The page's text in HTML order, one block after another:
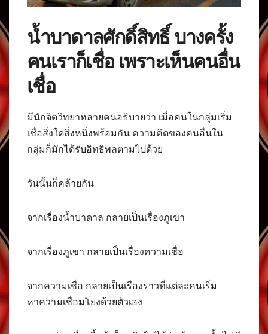
น้ำบาดาลศักดิ์สิทธิ์ บางครั้ง
คนเราก็เชื่อ เพราะเห็นคนอื่น
เชื่อ
มีนักจิตวิทยาหลายคนอธิบายว่า เมื่อคนในกลุ่มเริ่ม
เชื่อสิ่งใดสิ่งหนึ่งพร้อมกัน ความคิดของคนอื่นใน
กลุ่มก็มักได้รับอิทธิพลตามไปด้วย
วันนั้นก็คล้ายกัน
จากเรื่องน้ำบาดาล กลายเป็นเรื่องภูเขา
จากเรื่องภูเขา กลายเป็นเรื่องความเชื่อ
จากความเชื่อ กลายเป็นเรื่องราวที่แต่ละคนเริ่ม
หาความเชื่อมโยงด้วยตัวเอง